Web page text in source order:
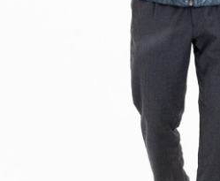
Prodejny Služby
Extra výhodné
Bundy a kabáty -50 %